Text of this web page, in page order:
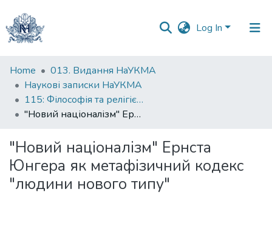
Log In
Communities
&
Collections
Statistics
Home
013. Видання НаУКМА
Наукові записки НаУКМА
115: Філософія та релігієзнавство
"Новий націоналізм" Ернста Юнгера як метафізичний кодекс "людини нового типу"
"Новий націоналізм" Ернста
Юнгера як метафізичний кодекс
"людини нового типу"